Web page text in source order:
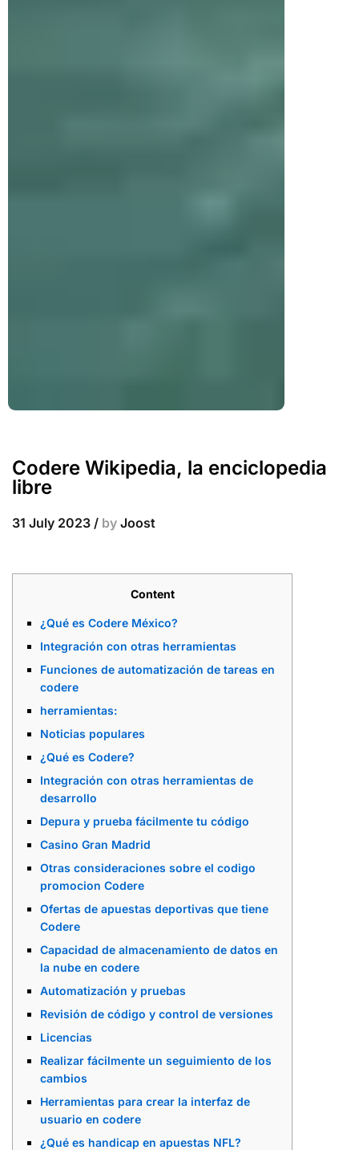
Codere Wikipedia, la enciclopedia
libre
31 July 2023 / by Joost
Content
¿Qué es Codere México?
Integración con otras herramientas
Funciones de automatización de tareas en
codere
herramientas:
Noticias populares
¿Qué es Codere?
Integración con otras herramientas de
desarrollo
Depura y prueba fácilmente tu código
Casino Gran Madrid
Otras consideraciones sobre el codigo
promocion Codere
Ofertas de apuestas deportivas que tiene
Codere
Capacidad de almacenamiento de datos en
la nube en codere
Automatización y pruebas
Revisión de código y control de versiones
Licencias
Realizar fácilmente un seguimiento de los
cambios
Herramientas para crear la interfaz de
usuario en codere
¿Qué es handicap en apuestas NFL?